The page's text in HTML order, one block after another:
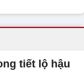
tiết lộ hậu